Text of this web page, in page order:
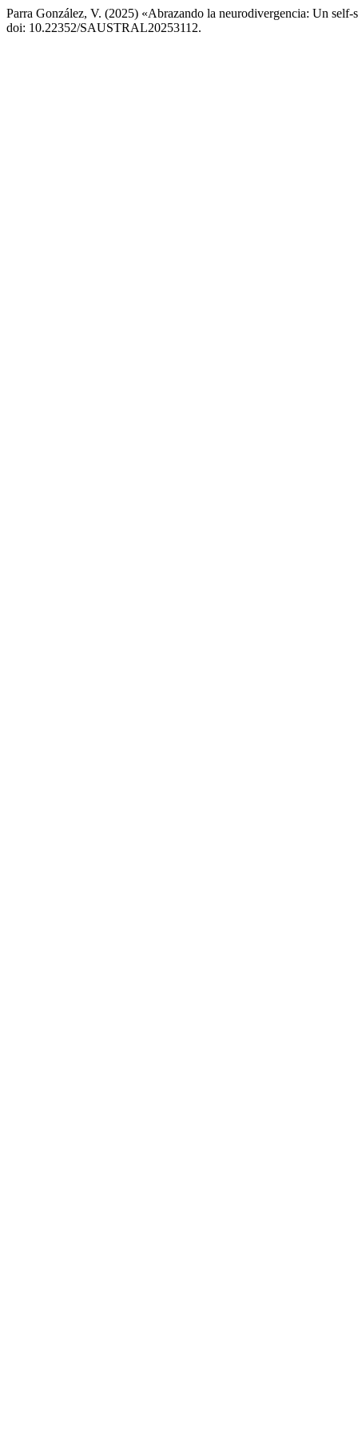
Parra González, V. (2025) «Abrazando la neurodivergencia: Un
doi: 10.22352/SAUSTRAL20253112.